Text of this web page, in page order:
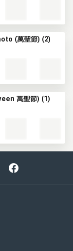
(萬聖節) (2)
萬聖節) (1)